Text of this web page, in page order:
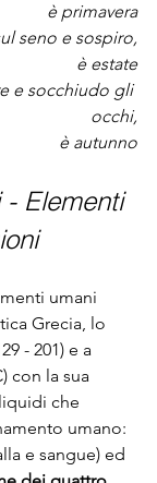
è primavera
seno e sospiro,
è estate
e socchiudo gli
occhi,
è autunno
- Elementi
umani
Grecia, lo
- 201) e a
con la sua
che
umano:
e sangue) ed